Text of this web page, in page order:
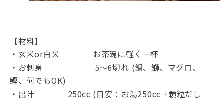
【材料】
・玄米or白米 お茶碗に軽く一杯
・お刺身 5～6切れ (鯛、鰤、マグロ、
鰹、何でもOK)
・出汁 250cc (目安：お湯250cc +顆粒だし